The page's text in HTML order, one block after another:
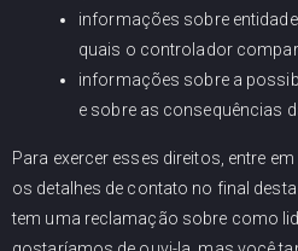
informações sobre
quais o controlador
informações sobre a
e sobre as consequências
Para exercer esses direitos, entre
os detalhes de contato no final
tem uma reclamação sobre como